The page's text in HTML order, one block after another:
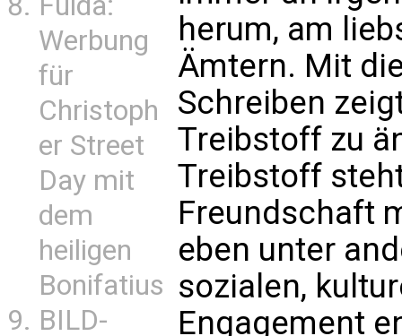
Werbung
für
Christoph
er Street
Day mit
dem
heiligen
Bonifatius
BILD-
herum, am
Ämtern. Mit
Schreiben
Treibstoff zu
Treibstoff
Freundschaft
eben unter
sozialen,
Engagement